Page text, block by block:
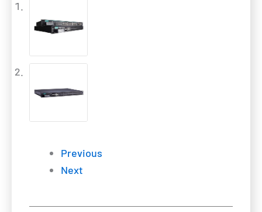
Previous
Next